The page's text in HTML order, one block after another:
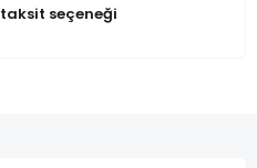
taksit seçeneği